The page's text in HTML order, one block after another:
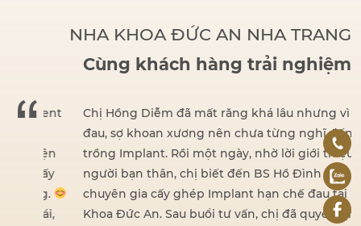
NHA KHOA ĐỨC AN NHA TRANG
Cùng khách hàng trải nghiệm
Chị Hồng Diễm đã mất răng khá lâu nhưng vì sợ
đau, sợ khoan xương nên chưa từng nghĩ đến việc
trồng Implant. Rồi một ngày, nhờ lời giới thiệu của
người bạn thân, chị biết đến BS Hồ Đình Đức –
chuyên gia cấy ghép Implant hạn chế đau tại Nha
Khoa Đức An. Sau buổi tư vấn, chị đã quyết định